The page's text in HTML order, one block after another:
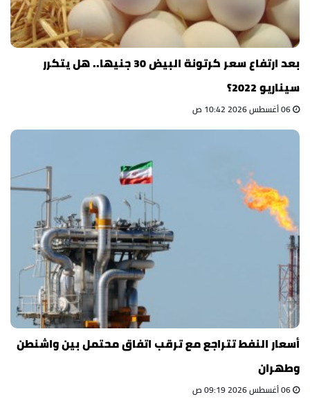
بعد ارتفاع سعر كرتونة البيض 30 جنيها.. هل يتكرر
سيناريو 2022؟
أسعار النفط تتراجع مع ترقب اتفاق محتمل بين واشنطن
وطهران